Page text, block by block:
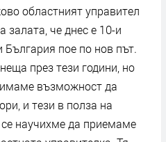
областният управител
залата, че днес е 10-и
пое по нов път.
през тези години, но
имаме възможност да
и тези в полза на
научихме да приемаме